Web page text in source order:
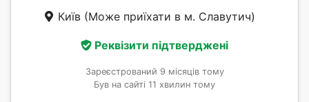
Київ (Може приїхати в м. Славутич)
Реквізити підтверджені
Зареєстрований 9 місяців тому
Був на сайті 11 хвилин тому